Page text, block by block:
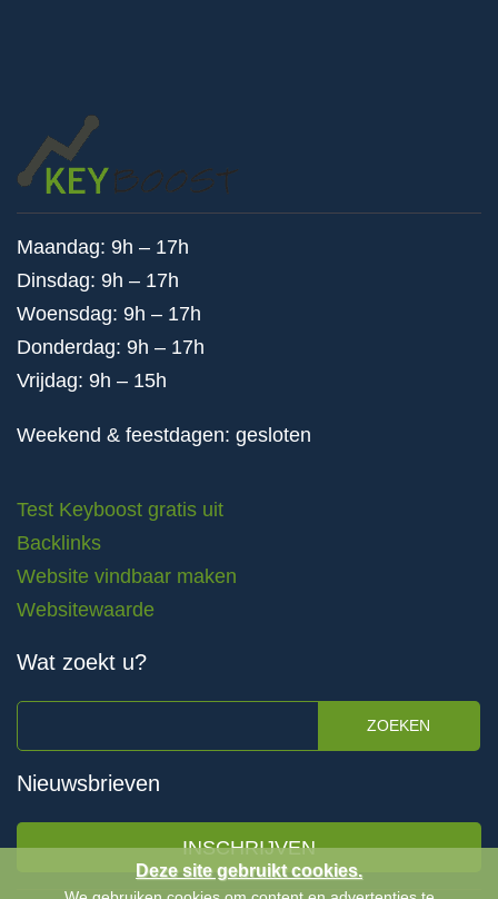
Maandag: 9h – 17h
Dinsdag: 9h – 17h
Woensdag: 9h – 17h
Donderdag: 9h – 17h
Vrijdag: 9h – 15h
Weekend & feestdagen: gesloten
Test Keyboost gratis uit
Backlinks
Website vindbaar maken
Websitewaarde
Wat zoekt u?
ZOEKEN
Nieuwsbrieven
INSCHRIJVEN
Deze site gebruikt cookies.